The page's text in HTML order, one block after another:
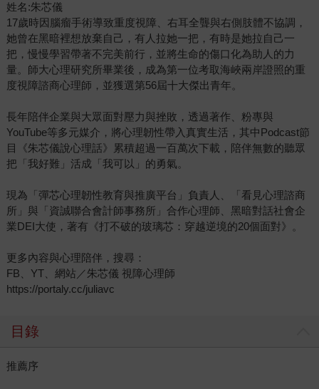
姓名:朱芯儀
17歲時因腦瘤手術導致重度視障、右耳全聾與右側肢體不協調，
她曾在黑暗裡想放棄自己，有人拉她一把，有時是她拉自己一
把，慢慢學習帶著不完美前行，並將生命的傷口化為助人的力
量。師大心理研究所畢業後，成為第一位考取海峽兩岸證照的重
度視障諮商心理師，並獲選第56屆十大傑出青年。
長年陪伴企業與大眾面對壓力與挫敗，透過著作、粉專與
YouTube等多元媒介，將心理韌性帶入真實生活，其中Podcast節
目《朱芯儀說心理話》累積超過一百萬次下載，陪伴無數的聽眾
把「我好難」活成「我可以」的勇氣。
現為「彈芯心理韌性教育與推廣平台」負責人、「看見心理諮商
所」與「資誠聯合會計師事務所」合作心理師、黑暗對話社會企
業DEI大使，著有《打不破的玻璃芯：穿越逆境的20個面對》。
更多內容與心理陪伴，搜尋：
FB、YT、網站／朱芯儀 視障心理師
https://portaly.cc/juliavc
目錄
推薦序